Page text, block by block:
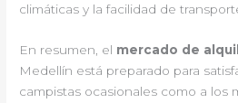
climáticas y la facilidad de
En resumen, el mercado de
Medellín está preparado para
campistas ocasionales como a los